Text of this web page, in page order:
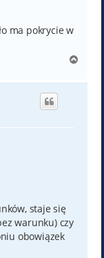
ma pokrycie w
g
staje się
warunku) czy
obowiązek